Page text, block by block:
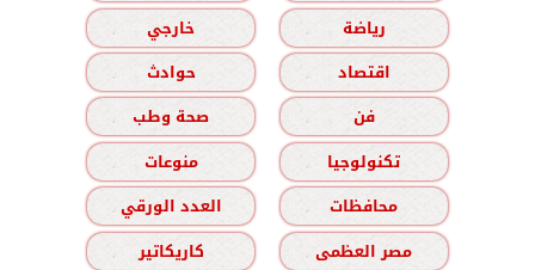
رياضة
خارجي
اقتصاد
حوادث
فن
صحة وطب
تكنولوجيا
منوعات
محافظات
العدد الورقي
مصر العظمى
كاريكاتير